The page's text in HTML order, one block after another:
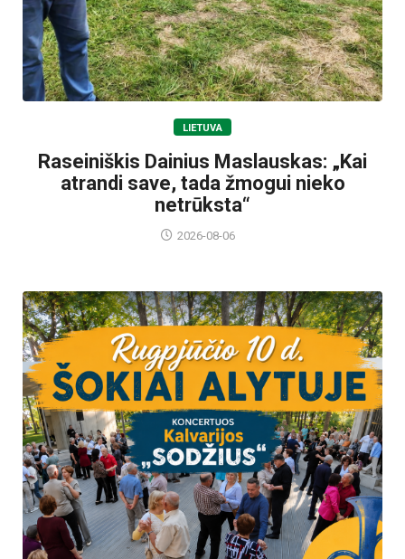
LIETUVA
Raseiniškis Dainius Maslauskas: „Kai
atrandi save, tada žmogui nieko
netrūksta“
2026-08-06